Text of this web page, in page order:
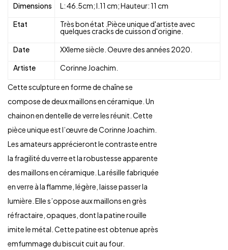
Dimensions
L: 46.5cm; l.11 cm; Hauteur: 11 cm
Etat
Très bon état .Pièce unique d'artiste avec
quelques cracks de cuisson d'origine.
Date
XXIeme siècle. Oeuvre des années 2020.
Artiste
Corinne Joachim.
Cette sculpture en forme de chaîne se
compose de deux maillons en céramique. Un
chainon en dentelle de verre les réunit. Cette
pièce unique est l’œuvre de Corinne Joachim.
Les amateurs apprécieront le contraste entre
la fragilité du verre et la robustesse apparente
des maillons en céramique. La résille fabriquée
en verre à la flamme, légère, laisse passer la
lumière. Elle s’oppose aux maillons en grès
réfractaire, opaques, dont la patine rouille
imite le métal. Cette patine est obtenue après
emfummage du biscuit cuit au four.